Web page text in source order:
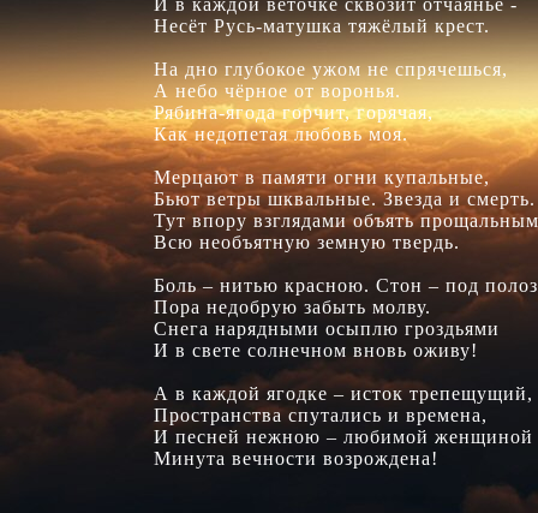
И в каждой веточке сквозит отчаянье -
Несёт Русь-матушка тяжёлый крест.
На дно глубокое ужом не спрячешься,
А небо чёрное от воронья.
Рябина-ягода горчит, горячая,
Как недопетая любовь моя.
Мерцают в памяти огни купальные,
Бьют ветры шквальные. Звезда и смерть.
Тут впору взглядами объять
Всю необъятную земную твердь.
Боль – нитью красною. Стон – под
Пора недобрую забыть молву.
Снега нарядными осыплю гроздьями
И в свете солнечном вновь оживу!
А в каждой ягодке – исток трепещущий,
Пространства спутались и времена,
И песней нежною – любимой женщиной
Минута вечности возрождена!